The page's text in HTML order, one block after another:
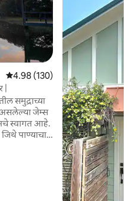
5 पैकी 4.98 सरासरी रेटिंग, 130 रिव्ह्यूज
4.98 (130)
|
समुद्राच्या
असलेल्या जेम्स
स्वागत आहे.
पाण्याचा